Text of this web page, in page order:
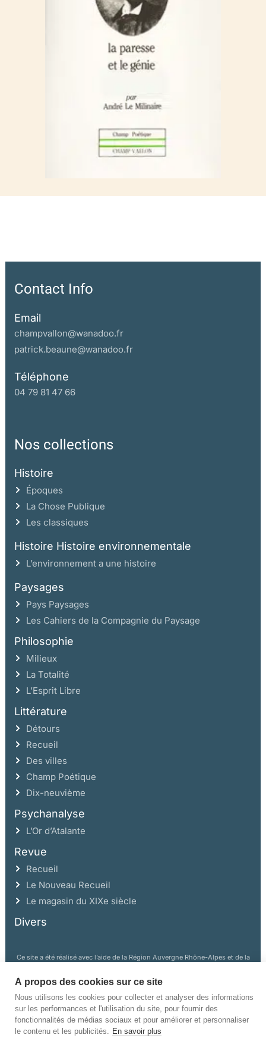
Contact Info
Email
champvallon@wanadoo.fr
patrick.beaune@wanadoo.fr
Téléphone
04 79 81 47 66
Nos collections
Histoire
Époques
La Chose Publique
Les classiques
Histoire Histoire environnementale
L’environnement a une histoire
Paysages
Pays Paysages
Les Cahiers de la Compagnie du Paysage
Philosophie
Milieux
La Totalité
L’Esprit Libre
Littérature
Détours
Recueil
Des villes
Champ Poétique
Dix-neuvième
Psychanalyse
L’Or d’Atalante
Revue
Recueil
Le Nouveau Recueil
Le magasin du XIXe siècle
Divers
Ce site a été réalisé avec l’aide de la Région Auvergne Rhône-Alpes et de la
À propos des cookies sur ce site
Nous utilisons les cookies pour collecter et analyser des informations
sur les performances et l'utilisation du site, pour fournir des
fonctionnalités de médias sociaux et pour améliorer et personnaliser
le contenu et les publicités. En savoir plus